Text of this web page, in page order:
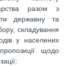
разом з
державну та
складування
у населених
щодо